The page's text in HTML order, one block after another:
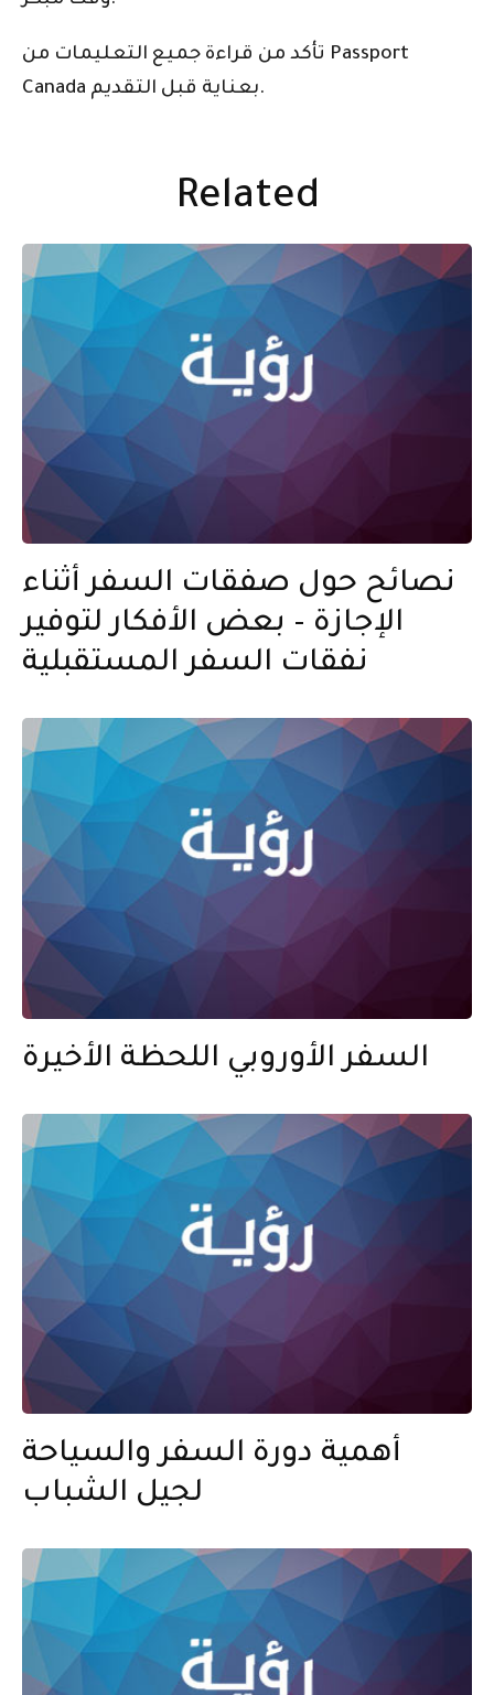
تأكد من قراءة جميع التعليمات من Passport
Canada بعناية قبل التقديم.
Related
نصائح حول صفقات السفر أثناء
الإجازة – بعض الأفكار لتوفير
نفقات السفر المستقبلية
السفر الأوروبي اللحظة الأخيرة
أهمية دورة السفر والسياحة
لجيل الشباب